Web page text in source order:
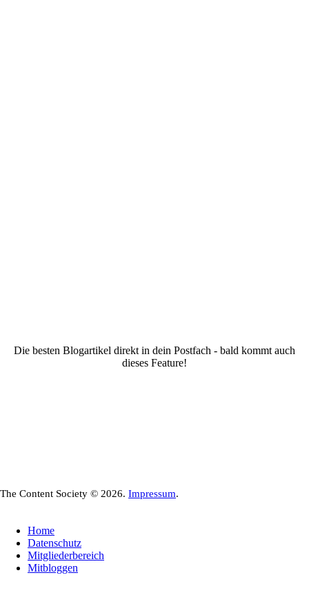
Die besten Blogartikel direkt in dein Postfach - bald kommt auch
dieses Feature!
The Content Society © 2026. Impressum.
Home
Datenschutz
Mitgliederbereich
Mitbloggen